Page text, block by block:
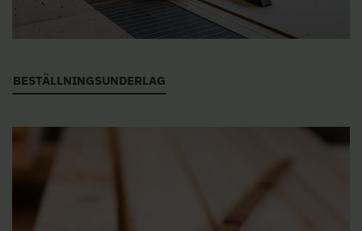
BESTÄLLNINGSUNDERLAG